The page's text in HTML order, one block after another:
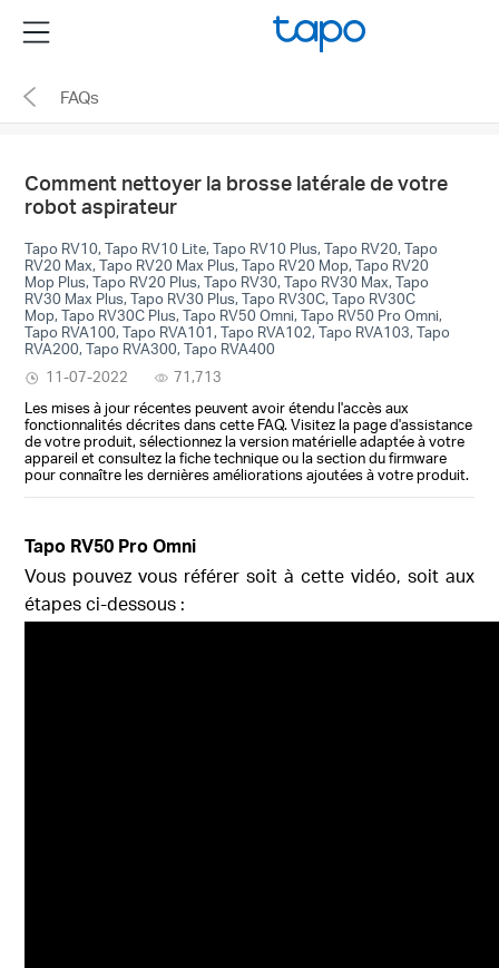
the
navigation
Menu
FAQs
Comment nettoyer la brosse latérale de votre
robot aspirateur
Tapo RV10, Tapo RV10 Lite, Tapo RV10 Plus, Tapo RV20, Tapo
RV20 Max, Tapo RV20 Max Plus, Tapo RV20 Mop, Tapo RV20
Mop Plus, Tapo RV20 Plus, Tapo RV30, Tapo RV30 Max, Tapo
RV30 Max Plus, Tapo RV30 Plus, Tapo RV30C, Tapo RV30C
Mop, Tapo RV30C Plus, Tapo RV50 Omni, Tapo RV50 Pro Omni,
Tapo RVA100, Tapo RVA101, Tapo RVA102, Tapo RVA103, Tapo
RVA200, Tapo RVA300, Tapo RVA400
11-07-2022
71,713
Les mises à jour récentes peuvent avoir étendu l'accès aux
fonctionnalités décrites dans cette FAQ. Visitez la page d'assistance
de votre produit, sélectionnez la version matérielle adaptée à votre
appareil et consultez la fiche technique ou la section du firmware
pour connaître les dernières améliorations ajoutées à votre produit.
Tapo RV50 Pro Omni
Vous pouvez vous référer soit à cette vidéo, soit aux
étapes ci-dessous :